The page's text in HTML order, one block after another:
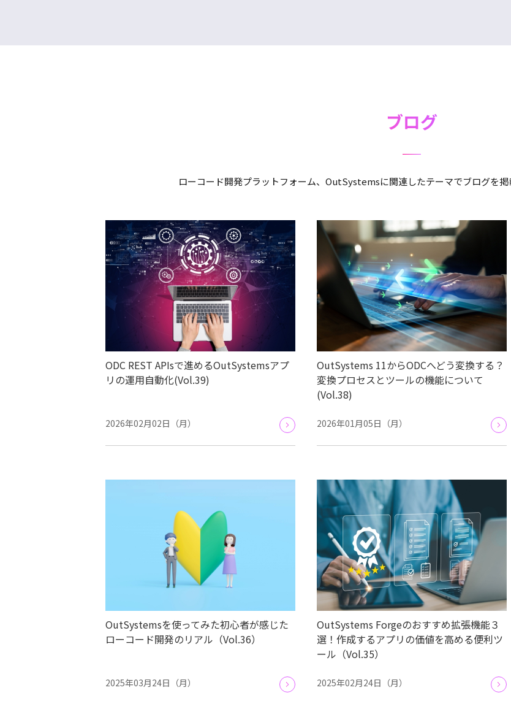
ブログ
ローコード開発プラットフォーム、OutSystemsに関連したテーマでブログを掲
ODC REST APIsで進めるOutSystemsアプ
リの運用自動化(Vol.39)
2026年02月02日（月）
OutSystems 11からODCへどう変換する？
変換プロセスとツールの機能について
(Vol.38)
2026年01月05日（月）
OutSystemsを使ってみた初心者が感じた
ローコード開発のリアル（Vol.36）
2025年03月24日（月）
OutSystems Forgeのおすすめ拡張機能３
選！作成するアプリの価値を高める便利ツ
ール（Vol.35）
2025年02月24日（月）